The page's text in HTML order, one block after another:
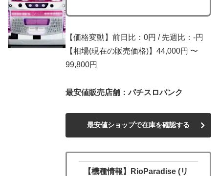
【価格変動】前日比：0円 / 先週比：-円
【相場(現在の販売価格)】44,000円 〜
99,800円
最安値販売店舗：パチスロバンク
最安値ショップで在庫を確認する
【機種情報】RioParadise (リ